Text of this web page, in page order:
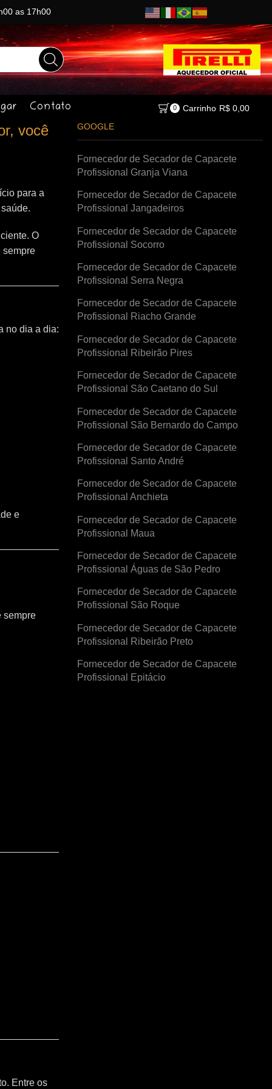
as 17h00
Contato 0 Carrinho R$0,00
você
para a
O
sempre
no dia a dia:
e
sempre
Entre os
GOOGLE
Fornecedor de Secador de Capacete
Profissional Granja Viana
Fornecedor de Secador de Capacete
Profissional Jangadeiros
Fornecedor de Secador de Capacete
Profissional Socorro
Fornecedor de Secador de Capacete
Profissional Serra Negra
Fornecedor de Secador de Capacete
Profissional Riacho Grande
Fornecedor de Secador de Capacete
Profissional Ribeirão Pires
Fornecedor de Secador de Capacete
Profissional São Caetano do Sul
Fornecedor de Secador de Capacete
Profissional São Bernardo do Campo
Fornecedor de Secador de Capacete
Profissional Santo André
Fornecedor de Secador de Capacete
Profissional Anchieta
Fornecedor de Secador de Capacete
Profissional Maua
Fornecedor de Secador de Capacete
Profissional Águas de São Pedro
Fornecedor de Secador de Capacete
Profissional São Roque
Fornecedor de Secador de Capacete
Profissional Ribeirão Preto
Fornecedor de Secador de Capacete
Profissional Epitácio